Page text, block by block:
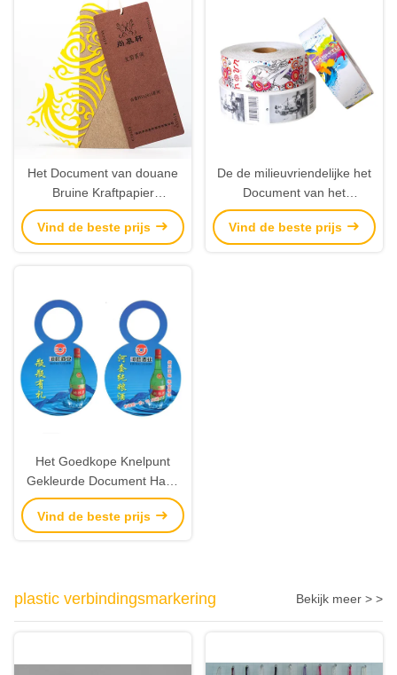
Het Document van douane
Bruine Kraftpapier
Schoenenmarkeringen
Plastic Hangtags met
Vind de beste prijs
De de milieuvriendelijke het
Document van het
Douanebroodje Markeringen
en Etiketten die van de
Vind de beste prijs
Het Goedkope Knelpunt
Gekleurde Document Hang
Tags van de ordedouane
met kunstwerkdruk
Vind de beste prijs
plastic verbindingsmarkering Bekijk meer > >